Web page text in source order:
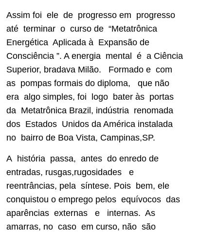
Assim foi ele de progresso em progresso
até terminar o curso de “Metatrônica
Energética Aplicada à Expansão de
Consciência ”. A energia mental é a Ciência
Superior, bradava Milão. Formado e com
as pompas formais do diploma, que não
era algo simples, foi logo bater às portas
da Metatrônica Brazil, indústria renomada
dos Estados Unidos da América instalada
no bairro de Boa Vista, Campinas,SP.
A história passa, antes do enredo de
entradas, rusgas,rugosidades e
reentrâncias, pela síntese. Pois bem, ele
conquistou o emprego pelos equívocos das
aparências externas e internas. As
amarras, no caso em curso, não são